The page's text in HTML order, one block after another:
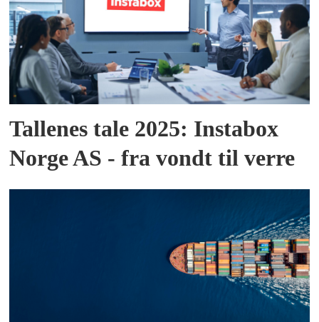
Tallenes tale 2025: Instabox
Norge AS - fra vondt til verre